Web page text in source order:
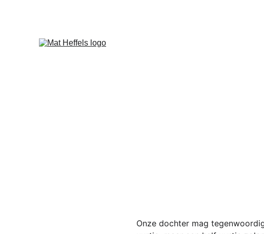
Onze dochter mag